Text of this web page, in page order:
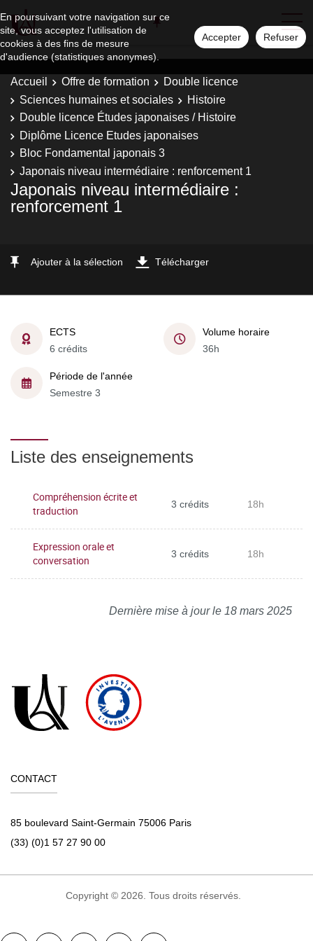
En poursuivant votre navigation sur ce
site, vous acceptez l'utilisation de
cookies à des fins de mesure
d'audience (statistiques anonymes).
Accepter Refuser
Accueil Offre de formation
Double licence
Sciences humaines et sociales
Histoire
Double licence Études japonaises / Histoire
Diplôme Licence Etudes japonaises
Bloc Fondamental japonais 3
Japonais niveau intermédiaire : renforcement 1
Japonais niveau intermédiaire :
renforcement 1
Ajouter à la sélection Télécharger
ECTS
6 crédits
Volume horaire
36h
Période de l'année
Semestre 3
Liste des enseignements
Compréhension écrite et
traduction
3 crédits 18h
Expression orale et
conversation
3 crédits 18h
Dernière mise à jour le 18 mars 2025
CONTACT
85 boulevard Saint-Germain 75006 Paris
(33) (0)1 57 27 90 00
Copyright © 2026. Tous droits réservés.